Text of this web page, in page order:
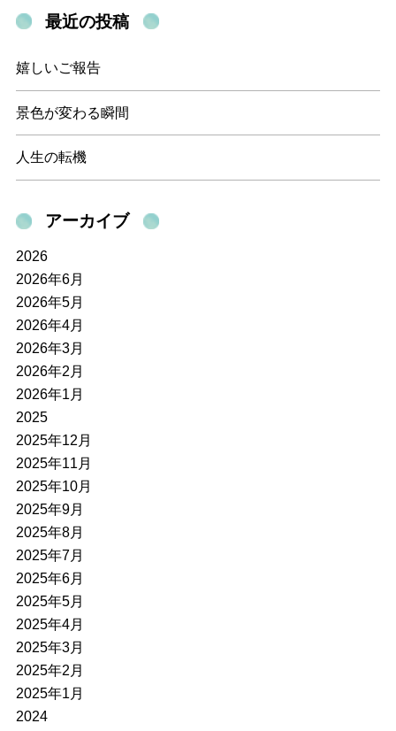
最近の投稿
嬉しいご報告
景色が変わる瞬間
人生の転機
アーカイブ
2026
2026年6月
2026年5月
2026年4月
2026年3月
2026年2月
2026年1月
2025
2025年12月
2025年11月
2025年10月
2025年9月
2025年8月
2025年7月
2025年6月
2025年5月
2025年4月
2025年3月
2025年2月
2025年1月
2024